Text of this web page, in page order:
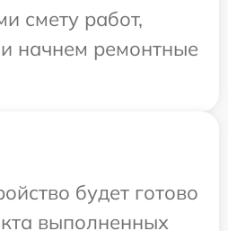
смету работ,
начнем ремонтные
будет готово
выполненных